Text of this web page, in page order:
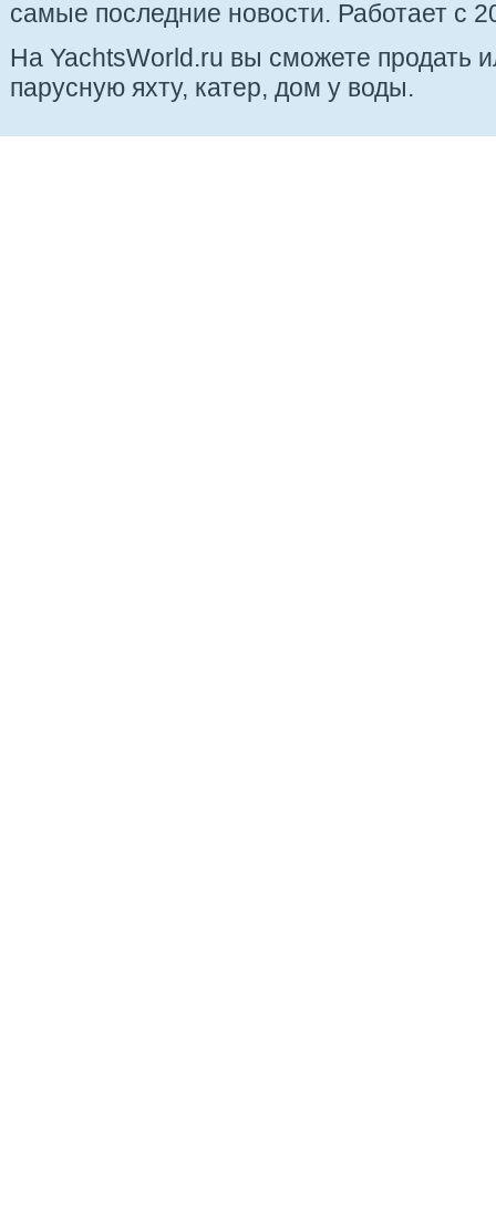
самые последние новости. Работает с
На YachtsWorld.ru вы сможете продать
парусную яхту, катер, дом у воды.